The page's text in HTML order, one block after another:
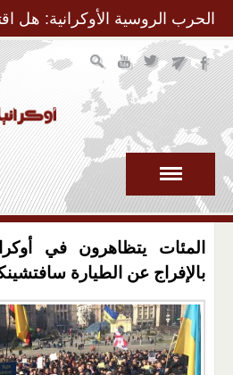
to Navigation
الحرب الروسية الأوكرانية: هل
المئات يتظاهرون في
بالإفراج عن الطيارة